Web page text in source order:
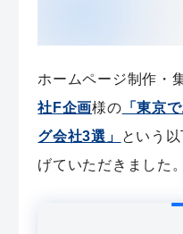
ホームページ制作・
社F企画様の 「東京
グ会社3選」
という
げていただきました。